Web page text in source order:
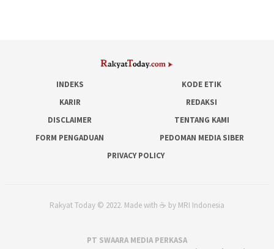
INDEKS
KODE ETIK
KARIR
REDAKSI
DISCLAIMER
TENTANG KAMI
FORM PENGADUAN
PEDOMAN MEDIA SIBER
PRIVACY POLICY
Rakyat Today © 2022. Made with ☕ by MRI Indonesia
PT SWAARA MEDIA PERKASA